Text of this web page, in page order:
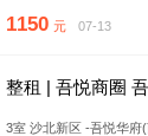
1150 元 07-13
整租 | 吾悦商圈
3室 沙北新区 -吾悦